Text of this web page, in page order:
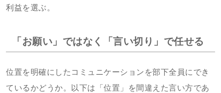
利益を選ぶ。
「お願い」ではなく「言い切り」で任せる
位置を明確にしたコミュニケーションを部下全員にでき
ているかどうか。以下は「位置」を間違えた言い方であ